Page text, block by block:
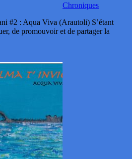
Chroniques
#2 : Aqua Viva (Arautoli) S’étant
de promouvoir et de partager la